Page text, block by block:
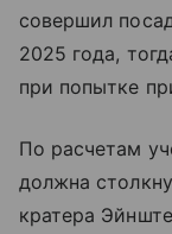
совершил
2025 года,
при попытке
По расчетам
должна
кратера